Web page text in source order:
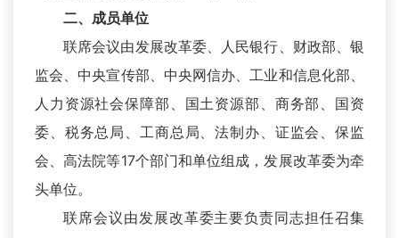
二、成员单位
联席会议由发展改革委、人民银行、财政部、银
监会、中央宣传部、中央网信办、工业和信息化部、
人力资源社会保障部、国土资源部、商务部、国资
委、税务总局、工商总局、法制办、证监会、保监
会、高法院等17个部门和单位组成，发展改革委为牵
头单位。
联席会议由发展改革委主要负责同志担任召集